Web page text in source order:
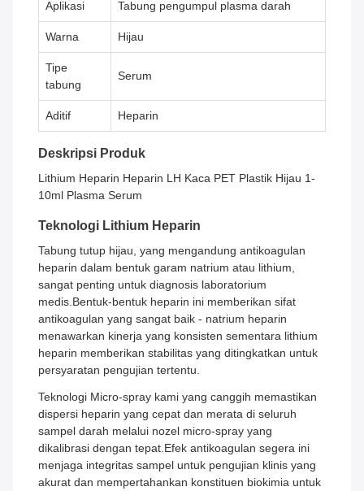
Aplikasi Tabung pengumpul plasma darah
Warna Hijau
Tipe
tabung
Serum
Aditif Heparin
Deskripsi Produk
Lithium Heparin Heparin LH Kaca PET Plastik Hijau 1-
10ml Plasma Serum
Teknologi Lithium Heparin
Tabung tutup hijau, yang mengandung antikoagulan
heparin dalam bentuk garam natrium atau lithium,
sangat penting untuk diagnosis laboratorium
medis.Bentuk-bentuk heparin ini memberikan sifat
antikoagulan yang sangat baik - natrium heparin
menawarkan kinerja yang konsisten sementara lithium
heparin memberikan stabilitas yang ditingkatkan untuk
persyaratan pengujian tertentu.
Teknologi Micro-spray kami yang canggih memastikan
dispersi heparin yang cepat dan merata di seluruh
sampel darah melalui nozel micro-spray yang
dikalibrasi dengan tepat.Efek antikoagulan segera ini
menjaga integritas sampel untuk pengujian klinis yang
akurat dan mempertahankan konstituen biokimia untuk